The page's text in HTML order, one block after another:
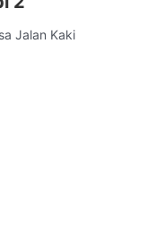
Jalan Kaki